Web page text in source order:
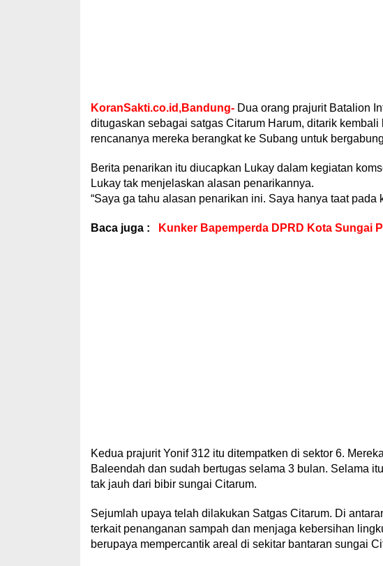
KoranSakti.co.id,Bandung- Dua orang prajurit Batalion
ditugaskan sebagai satgas Citarum Harum, ditarik
rencananya mereka berangkat ke Subang untuk
Berita penarikan itu diucapkan Lukay dalam kegiatan
Lukay tak menjelaskan alasan penarikannya.
“Saya ga tahu alasan penarikan ini. Saya hanya taat pada
Baca juga : Kunker Bapemperda DPRD Kota Sungai
Kedua prajurit Yonif 312 itu ditempatken di sektor 6.
Baleendah dan sudah bertugas selama 3 bulan. Selama
tak jauh dari bibir sungai Citarum.
Sejumlah upaya telah dilakukan Satgas Citarum. Di
terkait penanganan sampah dan menjaga kebersihan
berupaya mempercantik areal di sekitar bantaran sungai